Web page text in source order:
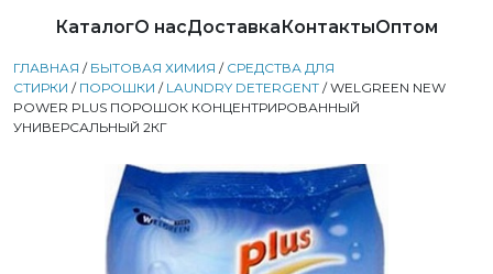
КаталогО насДоставкаКонтактыОптом
ГЛАВНАЯ / БЫТОВАЯ ХИМИЯ / СРЕДСТВА ДЛЯ
СТИРКИ / ПОРОШКИ / LAUNDRY DETERGENT / WELGREEN NEW
POWER PLUS ПОРОШОК КОНЦЕНТРИРОВАННЫЙ
УНИВЕРСАЛЬНЫЙ 2КГ